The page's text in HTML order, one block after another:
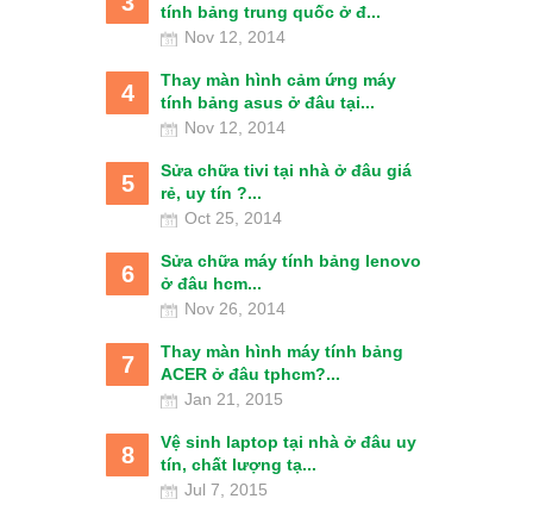
tính bảng trung quốc ở đ...
Nov 12, 2014
4
Thay màn hình cảm ứng máy
tính bảng asus ở đâu tại...
Nov 12, 2014
5
Sửa chữa tivi tại nhà ở đâu giá
rẻ, uy tín ?...
Oct 25, 2014
6
Sửa chữa máy tính bảng lenovo
ở đâu hcm...
Nov 26, 2014
7
Thay màn hình máy tính bảng
ACER ở đâu tphcm?...
Jan 21, 2015
8
Vệ sinh laptop tại nhà ở đâu uy
tín, chất lượng tạ...
Jul 7, 2015